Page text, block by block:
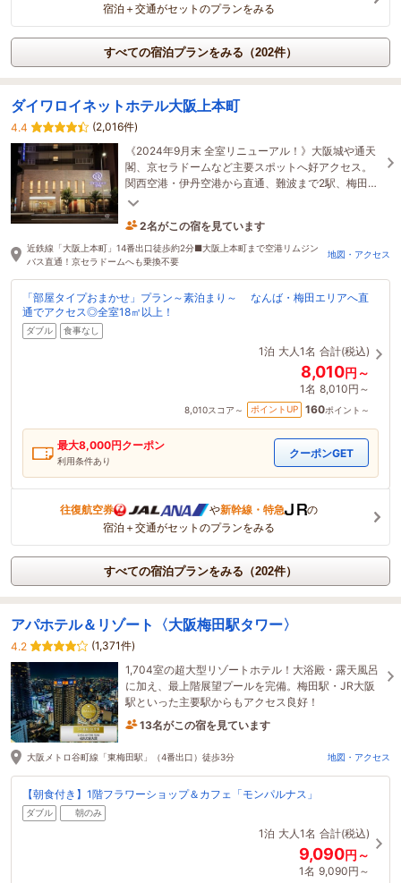
宿泊＋交通がセットのプランをみる
すべての宿泊プランをみる（202件）
ダイワロイネットホテル大阪上本町
4.4
(2,016件)
《2024年9月末 全室リニューアル！》大阪城や通天
閣、京セラドームなど主要スポットへ好アクセス。
関西空港・伊丹空港から直通、難波まで2駅、梅田に
も乗り換え不要で快適！出張にも観光にもオススメ♪
2名がこの宿を見ています
56分前に予約されました
近鉄線「大阪上本町」14番出口徒歩約2分■大阪上本町まで空港リムジン
バス直通！京セラドームへも乗換不要
地図・アクセス
「部屋タイプおまかせ」プラン～素泊まり～ なんば・梅田エリアへ直
通でアクセス◎全室18㎡以上！
ダブル 食事なし
1泊 大人1名 合計(税込)
8,010円～
1名 8,010円～
8,010スコア～ ポイントUP 160ポイント～
最大8,000円クーポン
利用条件あり
クーポンGET
往復航空券 や新幹線・特急
の
宿泊＋交通がセットのプランをみる
すべての宿泊プランをみる（202件）
アパホテル＆リゾート〈大阪梅田駅タワー〉
4.2
(1,371件)
1,704室の超大型リゾートホテル！大浴殿・露天風呂
に加え、最上階展望プールを完備。梅田駅・JR大阪
駅といった主要駅からもアクセス良好！
13名がこの宿を見ています
大阪メトロ谷町線「東梅田駅」（4番出口）徒歩3分 地図・アクセス
【朝食付き】1階フラワーショップ＆カフェ「モンパルナス」
ダブル 朝のみ
1泊 大人1名 合計(税込)
9,090円～
1名 9,090円～